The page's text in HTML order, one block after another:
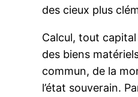
des cieux plus
Calcul, tout capital
des biens
commun, de la
l’état souverain.